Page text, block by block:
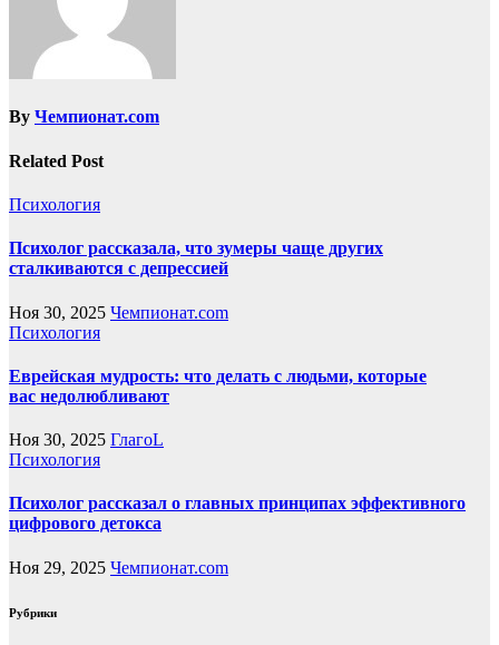
By Чемпионат.com
Related Post
Психология
Психолог рассказала, что зумеры чаще других
сталкиваются с депрессией
Ноя 30, 2025 Чемпионат.com
Психология
Еврейская мудрость: что делать с людьми, которые
вас недолюбливают
Ноя 30, 2025 ГлагоL
Психология
Психолог рассказал о главных принципах эффективного
цифрового детокса
Ноя 29, 2025 Чемпионат.com
Рубрики